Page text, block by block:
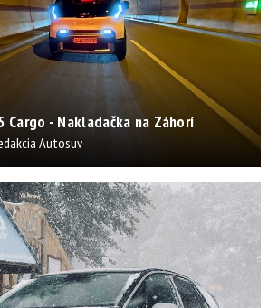
Cargo - Nakladačka na Záhorí
Autosuv